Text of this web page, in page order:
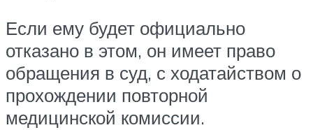
Если ему будет официально
отказано в этом, он имеет право
обращения в суд, с ходатайством о
прохождении повторной
медицинской комиссии.